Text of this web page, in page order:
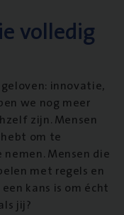
volledig
innovatie,
we nog meer
zijn. Mensen
om te
Mensen die
met regels en
kans is om écht
jij?